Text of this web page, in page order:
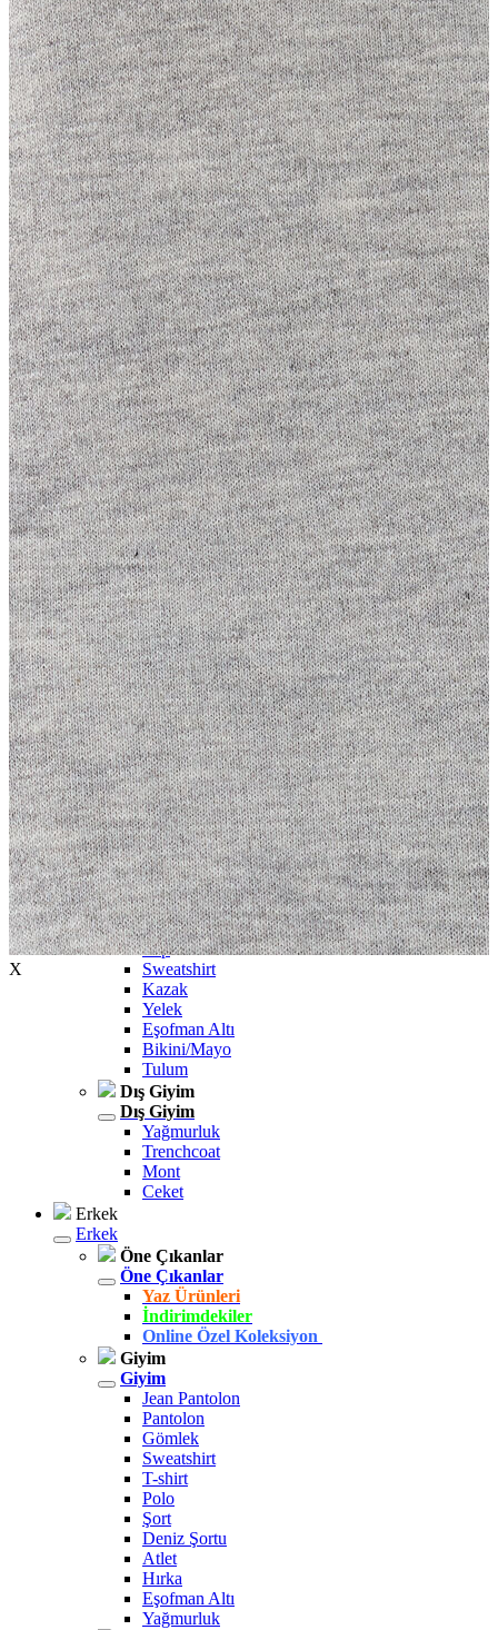
Atlet
Elbise
Eşofman Altı
Mont
Kazak
Yelek
Yağmurluk
Trenchcoat
Kaban
ERKEK
ERKEK
Jean Pantolon
Pantolon
Sweatshirt
Gömlek
Ceket
Eşofman Altı
T-shirt
Polo K.Kol
Hırka
Kazak
Mont
Kaban
Trenchcoat
Kadın
Kadın
Öne Çıkanlar
Öne Çıkanlar
Yaz Ürünleri
İndirimdekiler
Giyim
Giyim
Jean Pantolon
Pantolon
Gömlek
T-shirt
Polo T-shirt
Bluz
Etek
Elbise
Şort
Kapri
Atlet
Top
Sweatshirt
Kazak
Yelek
Eşofman Altı
Bikini/Mayo
Tulum
Dış Giyim
Dış Giyim
Yağmurluk
Trenchcoat
Mont
Ceket
Erkek
Erkek
Öne Çıkanlar
Öne Çıkanlar
Yaz Ürünleri
İndirimdekiler
Online Özel Koleksiyon
Giyim
Giyim
Jean Pantolon
Pantolon
Gömlek
Sweatshirt
T-shirt
Polo
Şort
Deniz Şortu
Atlet
Hırka
Eşofman Altı
Yağmurluk
X